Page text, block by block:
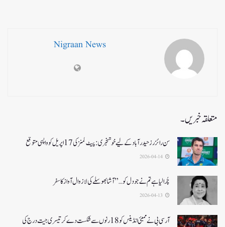
Nigraan News
متعلقہ خبریں۔
سن رائزرز حیدرآباد کے لیے خوشخبری: پیٹ کمنز کی 17 اپریل کو واپسی متوقع
چُرا لیا ہے تم نے جو دل کو…” آشا بھوسلے کی لازوال آواز کا سفر
آرسی بی نے ممبئی انڈینس کو 18 رنوں سے شکست دے کر تیسری جیت درج کی